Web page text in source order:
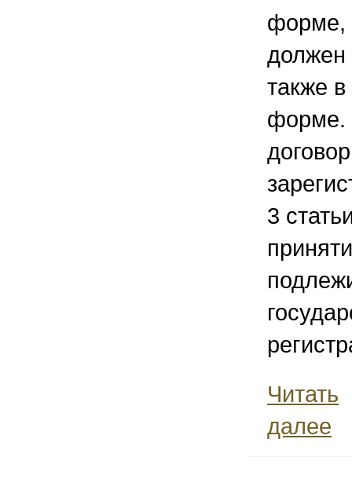
форме,
должен
также
форме.
3
Читать
далее